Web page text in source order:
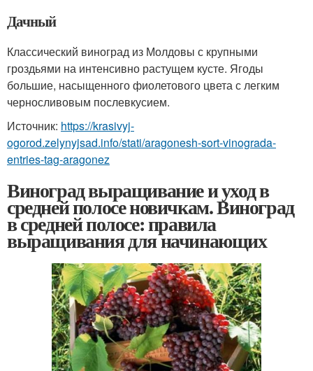
Дачный
Классический виноград из Молдовы с крупными
гроздьями на интенсивно растущем кусте. Ягоды
большие, насыщенного фиолетового цвета с легким
черносливовым послевкусием.
Источник: https://krasivyj-
ogorod.zelynyjsad.info/stati/aragonesh-sort-vinograda-
entries-tag-aragonez
Виноград выращивание и уход в
средней полосе новичкам. Виноград
в средней полосе: правила
выращивания для начинающих